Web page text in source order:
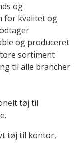
og
for kvalitet og
og produceret
sortiment
til alle brancher
tøj til
tøj til kontor,